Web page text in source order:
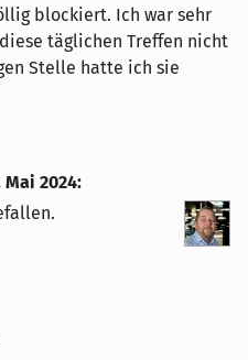
blockiert. Ich war sehr
täglichen Treffen nicht
Stelle hatte ich sie
Mai 2024: